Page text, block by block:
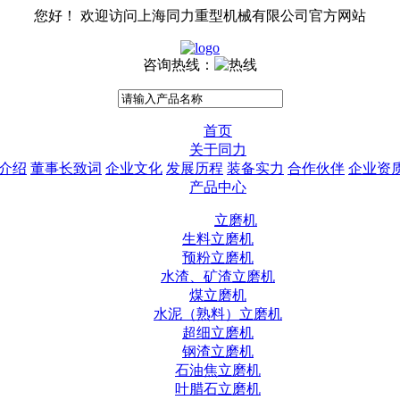
您好！ 欢迎访问上海同力重型机械有限公司官方网站
咨询热线：
首页
关于同力
绍 董事长致词 企业文化 发展历程 装备实力 合作伙伴 企业资
产品中心
立磨机
生料立磨机
预粉立磨机
水渣、矿渣立磨机
煤立磨机
水泥（熟料）立磨机
超细立磨机
钢渣立磨机
石油焦立磨机
叶腊石立磨机